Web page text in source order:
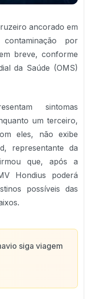
ancorado em
por
breve, conforme
da Saúde (OMS)
sintomas
um terceiro,
eles, não exibe
representante da
que, após a
Hondius poderá
possíveis das
siga viagem